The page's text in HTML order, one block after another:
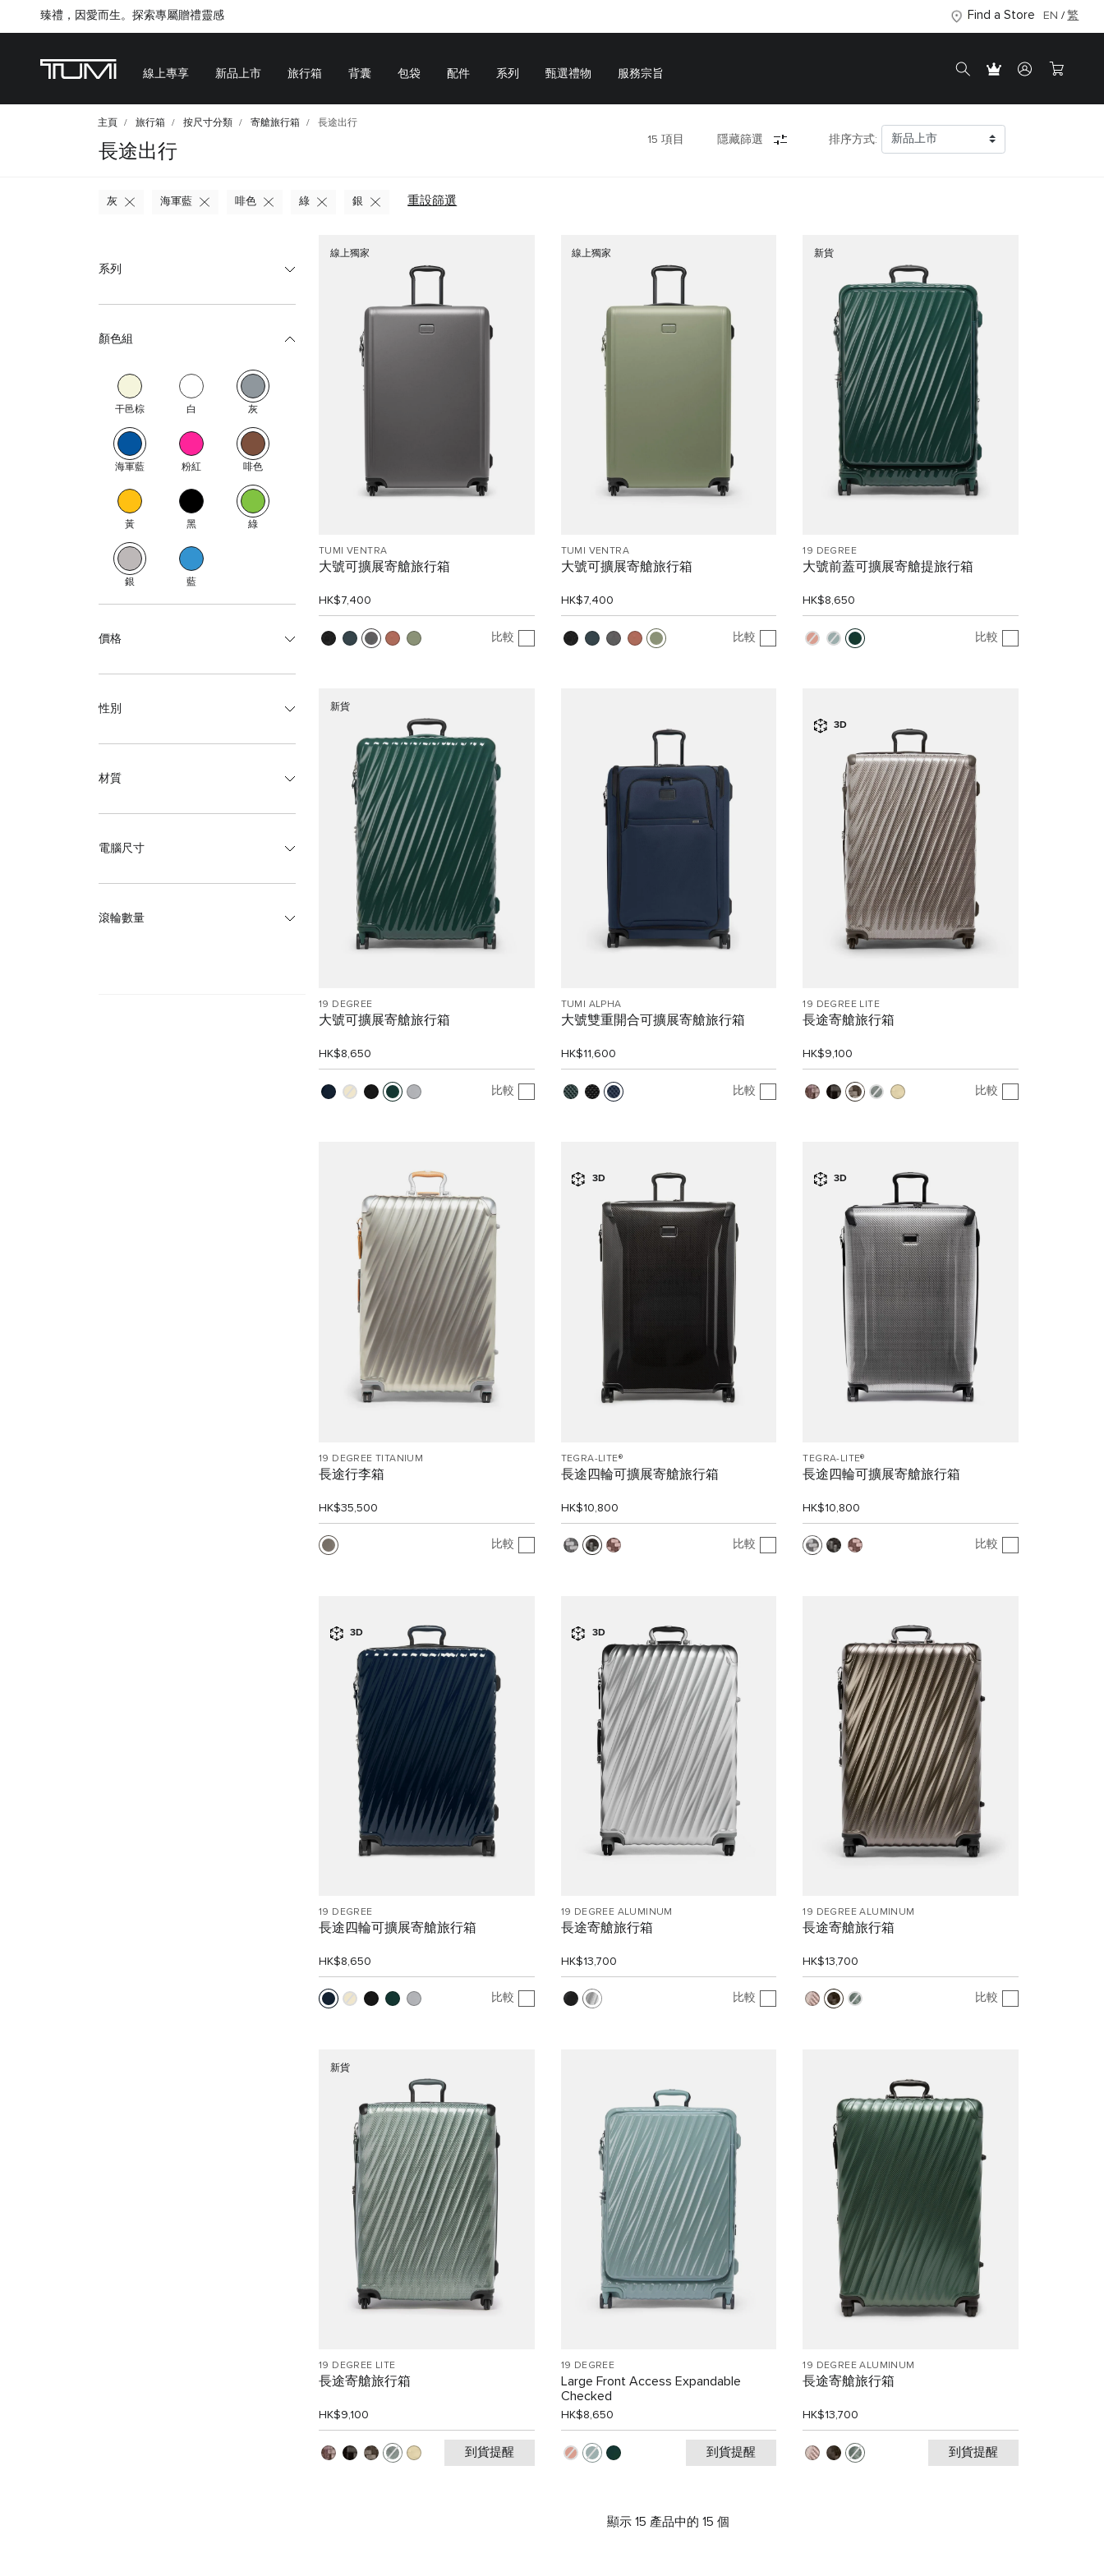
Citygate將進行内部重新裝修工程，期間暫停對外營業 Find a Store EN 繁
線上專享 新品上市 旅行箱 背囊 包袋 配件 系列 甄選禮物 服務宗旨
主頁 旅行箱 按尺寸分類 寄艙旅行箱 長途出行
長途出行
15 項目 隱藏篩選 排序方式:
重設篩選
灰 海軍藍 啡色 綠 銀
系列
顏色組
干邑棕 白 灰
海軍藍 粉紅 啡色
黃 黑 綠
銀 藍
價格
性別
材質
電腦尺寸
滾輪數量
線上獨家
TUMI VENTRA
大號可擴展寄艙旅行箱
HK$7,400
比較
線上獨家
TUMI VENTRA
大號可擴展寄艙旅行箱
HK$7,400
比較
新貨
19 DEGREE
大號前蓋可擴展寄艙提旅行箱
HK$8,650
比較
新貨
19 DEGREE
大號可擴展寄艙旅行箱
HK$8,650
比較
TUMI ALPHA
大號雙重開合可擴展寄艙旅行箱
HK$11,600
比較
3D
19 DEGREE LITE
長途寄艙旅行箱
HK$9,100
比較
19 DEGREE TITANIUM
長途行李箱
HK$35,500
比較
3D
TEGRA-LITE®
長途四輪可擴展寄艙旅行箱
HK$10,800
比較
3D
TEGRA-LITE®
長途四輪可擴展寄艙旅行箱
HK$10,800
比較
3D
19 DEGREE
長途四輪可擴展寄艙旅行箱
HK$8,650
比較
3D
19 DEGREE ALUMINUM
長途寄艙旅行箱
HK$13,700
比較
19 DEGREE ALUMINUM
長途寄艙旅行箱
HK$13,700
比較
新貨
19 DEGREE LITE
長途寄艙旅行箱
HK$9,100
到貨提醒
19 DEGREE
Large Front Access Expandable
Checked
HK$8,650
到貨提醒
19 DEGREE ALUMINUM
長途寄艙旅行箱
HK$13,700
到貨提醒
顯示 15 產品中的 15 個